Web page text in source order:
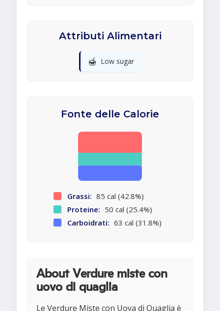
Attributi Alimentari
🍯 Low sugar
Fonte delle Calorie
Grassi: 85 cal (42.8%)
Proteine: 50 cal (25.4%)
Carboidrati: 63 cal (31.8%)
About Verdure miste con
uovo di quaglia
Le Verdure Miste con Uova di Quaglia è